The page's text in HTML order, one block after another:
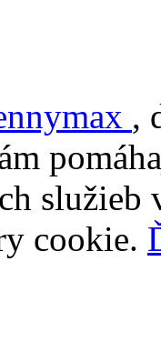
,
služieb
cookie.